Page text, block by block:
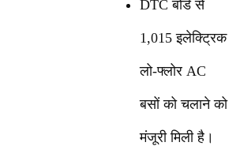
DTC बोर्ड से
1,015 इलेक्ट्रिक
लो-फ्लोर AC
बसों को चलाने को
मंजूरी मिली है।